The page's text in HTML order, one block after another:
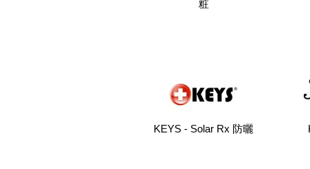
粧
KEYS - Solar Rx 防曬